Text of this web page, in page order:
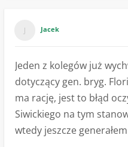
Jacek
Jeden z kolegów już
dotyczący gen. bryg.
ma rację, jest to błąd
Siwickiego na tym
wtedy jeszcze